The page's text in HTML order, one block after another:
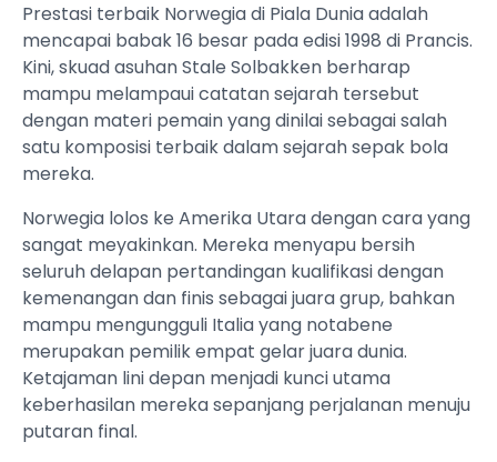
Prestasi terbaik Norwegia di Piala Dunia adalah
mencapai babak 16 besar pada edisi 1998 di Prancis.
Kini, skuad asuhan Stale Solbakken berharap
mampu melampaui catatan sejarah tersebut
dengan materi pemain yang dinilai sebagai salah
satu komposisi terbaik dalam sejarah sepak bola
mereka.
Norwegia lolos ke Amerika Utara dengan cara yang
sangat meyakinkan. Mereka menyapu bersih
seluruh delapan pertandingan kualifikasi dengan
kemenangan dan finis sebagai juara grup, bahkan
mampu mengungguli Italia yang notabene
merupakan pemilik empat gelar juara dunia.
Ketajaman lini depan menjadi kunci utama
keberhasilan mereka sepanjang perjalanan menuju
putaran final.